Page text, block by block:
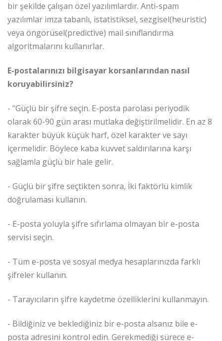
bir şekilde çalışan özel yazılımlardır. Anti-spam
yazılımlar imza tabanlı, istatistiksel, sezgisel(heuristic)
veya öngörüsel(predictive) mail sınıflandırma
algoritmalarını kullanırlar.
E-postalarınızı bilgisayar korsanlarından nasıl
koruyabilirsiniz?
- "Güçlü bir şifre seçin. E-posta parolası periyodik
olarak 60-90 gün arası mutlaka değiştirilmelidir. En az 8
karakter büyük küçük harf, özel karakter ve sayı
içermelidir. Böylece kaba kuvvet saldırılarına karşı
sağlamla güçlü bir hale gelir.
- Güçlü bir şifre seçtikten sonra, İki faktörlü kimlik
doğrulaması kullanın.
- E-posta yoluyla şifre sıfırlama olmayan bir e-posta
servisi seçin.
- Tüm e-posta ve sosyal medya hesaplarınızda farklı
şifreler kullanın.
- Tarayıcıların şifre kaydetme özelliklerini kullanmayın.
- Bildiğiniz ve beklediğiniz bir e-posta alsanız bile e-
posta adresini kontrol edin. Gerekmediği sürece e-